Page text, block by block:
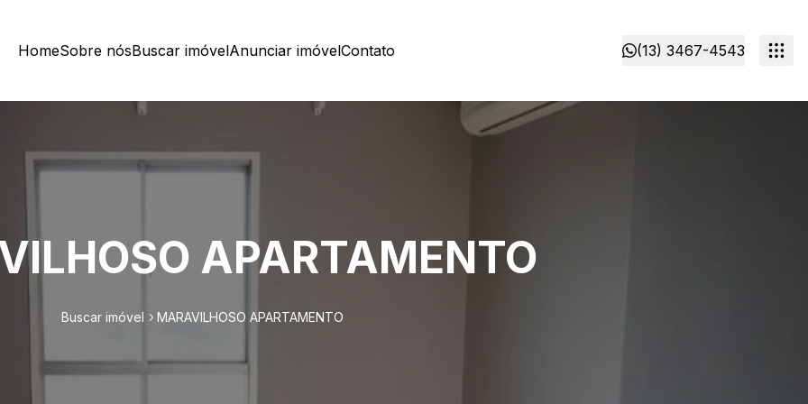
HomeSobre nósBuscar imóvelAnunciar imóvelContato (13) 3467-4543
APARTAMENTO
Buscar imóvel MARAVILHOSO APARTAMENTO